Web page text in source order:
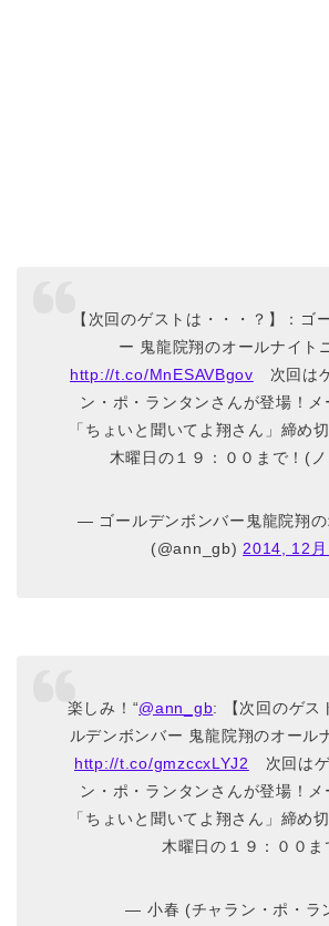
【次回のゲストは・・・？】：ゴ
ー 鬼龍院翔のオールナイト
http://t.co/MnESAVBgov 次回は
ン・ポ・ランタンさんが登場！メ
「ちょいと聞いてよ翔さん」締め
木曜日の１９：００まで！(
— ゴールデンボンバー鬼龍院翔の
(@ann_gb) 2014, 12
楽しみ！“@ann_gb: 【次回のゲス
ルデンボンバー 鬼龍院翔のオール
http://t.co/gmzccxLYJ2
次回は
ン・ポ・ランタンさんが登場！メ
「ちょいと聞いてよ翔さん」締め
木曜日の１９：００ま
— 小春 (チャラン・ポ・ラ